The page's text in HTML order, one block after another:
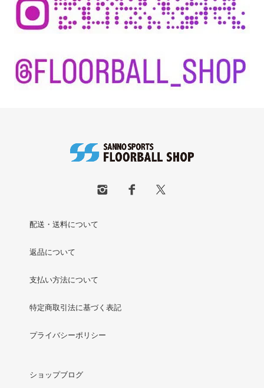
配送・送料について
返品について
支払い方法について
特定商取引法に基づく表記
プライバシーポリシー
ショップブログ